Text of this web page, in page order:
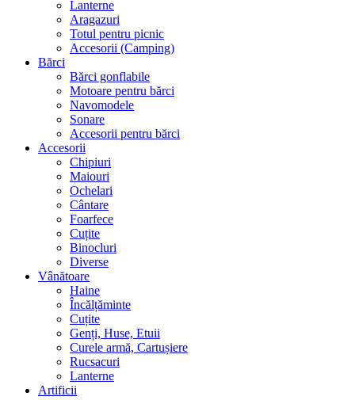
Lanterne
Aragazuri
Totul pentru picnic
Accesorii (Camping)
Bărci
Bărci gonflabile
Motoare pentru bărci
Navomodele
Sonare
Accesorii pentru bărci
Accesorii
Chipiuri
Maiouri
Ochelari
Cântare
Foarfece
Cuțite
Binocluri
Diverse
Vânătoare
Haine
Încălțăminte
Cuțite
Genți, Huse, Etuii
Curele armă, Cartușiere
Rucsacuri
Lanterne
Artificii